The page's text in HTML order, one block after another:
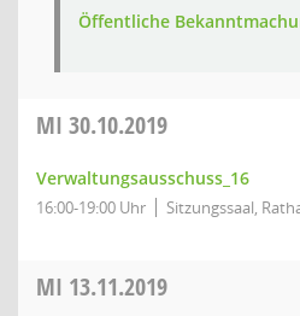
Öffentliche
MI 30.10.2019
Verwaltungsausschuss_16
16:00-19:00 Uhr Sitzungssaal,
MI 13.11.2019